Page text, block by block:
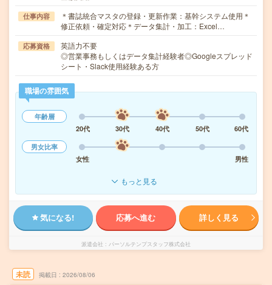
仕事内容
＊書誌統合マスタの登録・更新作業：基幹システム使用＊
修正依頼・確定対応＊データ集計・加工：Excel…
応募資格
英語力不要
◎営業事務もしくはデータ集計経験者◎Googleスプレッド
シート・Slack使用経験ある方
職場の雰囲気
年齢層
20代
30代 40代 50代
60代
男女比率
女性
男性
もっと見る
気になる! 応募へ進む 詳しく見る
派遣会社 パーソルテンプスタッフ株式会社
未読 掲載日 2026/08/06